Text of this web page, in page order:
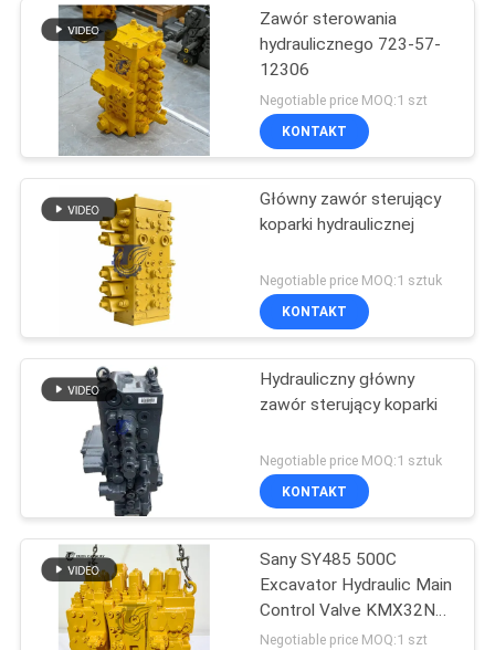
Zawór sterowania
hydraulicznego 723-57-
12306
Negotiable price MOQ:1 szt
KONTAKT
Główny zawór sterujący
koparki hydraulicznej
Negotiable price MOQ:1 sztuk
KONTAKT
Hydrauliczny główny
zawór sterujący koparki
Negotiable price MOQ:1 sztuk
KONTAKT
Sany SY485 500C
Excavator Hydraulic Main
Control Valve KMX32NA
High Quality
Negotiable price MOQ:1 szt